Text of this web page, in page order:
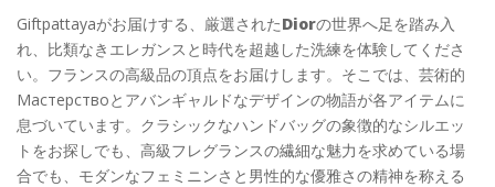
Giftpattayaがお届けする、厳選されたDiorの世界へ足を踏み入
れ、比類なきエレガンスと時代を超越した洗練を体験してくださ
い。フランスの高級品の頂点をお届けします。そこでは、芸術的
Мастерствоとアバンギャルドなデザインの物語が各アイテムに
息づいています。クラシックなハンドバッグの象徴的なシルエッ
トをお探しでも、高級フレグランスの繊細な魅力を求めている場
合でも、モダンなフェミニンさと男性的な優雅さの精神を称える